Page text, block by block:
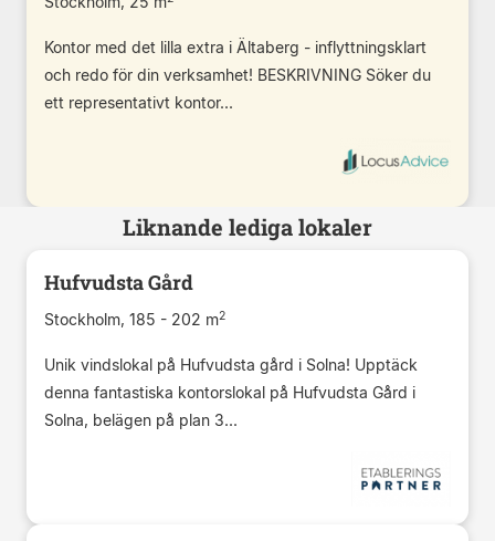
Kontor med det lilla extra i Ältaberg - inflyttningsklart
och redo för din verksamhet! BESKRIVNING Söker du
ett representativt kontor...
Liknande lediga lokaler
Hufvudsta Gård
Stockholm, 185 - 202 m2
Unik vindslokal på Hufvudsta gård i Solna! Upptäck
denna fantastiska kontorslokal på Hufvudsta Gård i
Solna, belägen på plan 3...